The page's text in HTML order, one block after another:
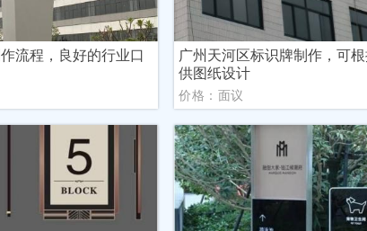
流程，良好的行业口
广州天河区标识牌制作，可
供图纸设计
价格：面议